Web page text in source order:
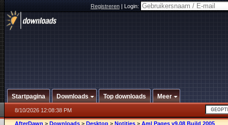
Registreren|Login:
Startpagina Downloads Top downloads Meer
8/10/2026 12:08:38 PM
AfterDawn > Downloads > Desktop > Notities > Aml Pages v9.08 Build 2005